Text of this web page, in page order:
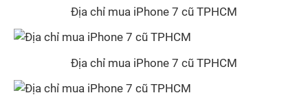
Địa chỉ mua iPhone 7 cũ TPHCM
Địa chỉ mua iPhone 7 cũ TPHCM